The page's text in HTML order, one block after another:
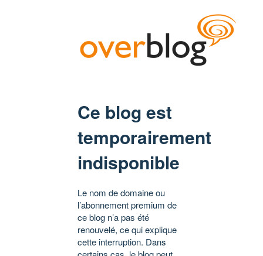
Ce blog est
temporairement
indisponible
Le nom de domaine ou
l’abonnement premium de
ce blog n’a pas été
renouvelé, ce qui explique
cette interruption. Dans